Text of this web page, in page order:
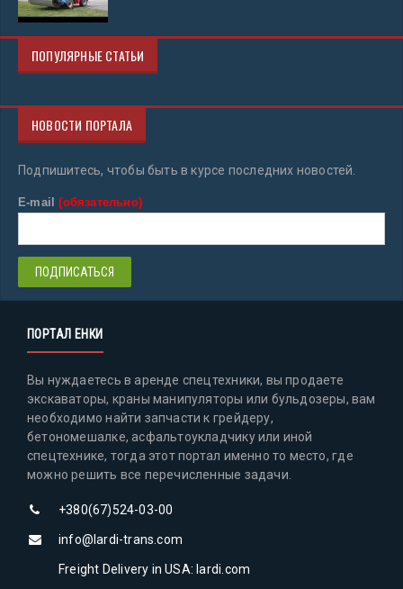
ПОПУЛЯРНЫЕ СТАТЬИ
НОВОСТИ ПОРТАЛА
Подпишитесь, чтобы быть в курсе последних новостей.
E-mail(обязательно)
ПОРТАЛ ЕНКИ
Вы нуждаетесь в аренде спецтехники, вы продаете
экскаваторы, краны манипуляторы или бульдозеры, вам
необходимо найти запчасти к грейдеру,
бетономешалке, асфальтоукладчику или иной
спецтехнике, тогда этот портал именно то место, где
можно решить все перечисленные задачи.
+380(67)524-03-00
info@lardi-trans.com
Freight Delivery in USA: lardi.com